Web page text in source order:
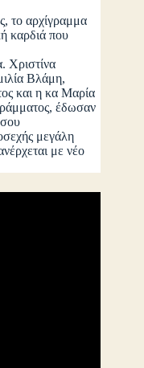
αρχίγραμμα
καρδιά που
Βλάμη,
και η κα Μαρία
έδωσαν
μεγάλη
με νέο